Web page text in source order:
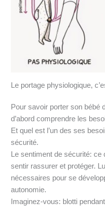
Le portage physiologique,
Pour savoir porter son bébé
d’abord comprendre les
Et quel est l’un des ses
sécurité.
Le sentiment de sécurité:
sentir rassurer et protéger.
nécessaires pour se
autonomie.
Imaginez-vous: blotti